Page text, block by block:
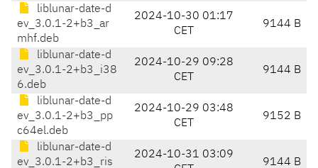
liblunar-date-d
ev_3.0.1-2+b3_ar
mhf.deb
2024-10-30 01:17
CET
9144 B
liblunar-date-d
ev_3.0.1-2+b3_i38
6.deb
2024-10-29 09:28
CET
9144 B
liblunar-date-d
ev_3.0.1-2+b3_pp
c64el.deb
2024-10-29 03:48
CET
9152 B
liblunar-date-d
ev_3.0.1-2+b3_ris
2024-10-31 03:09
9144 B